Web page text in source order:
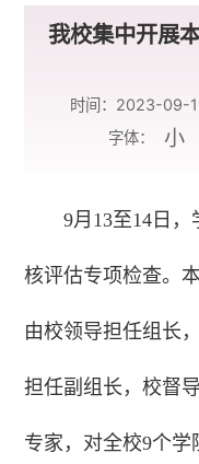
我校集中开展
时间：2023-09-
字体：
小
9月13至14日
核评估专项检查。
由校领导担任组长
担任副组长，校督
专家，对全校9个